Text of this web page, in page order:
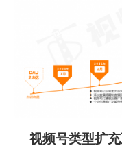
视频号类型扩